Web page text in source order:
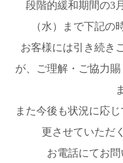
段階的緩和期間の3
（水）まで下記の
お客様には引き続き
が、ご理解・ご協力
また今後も状況に応
更させていただ
お電話にてお問